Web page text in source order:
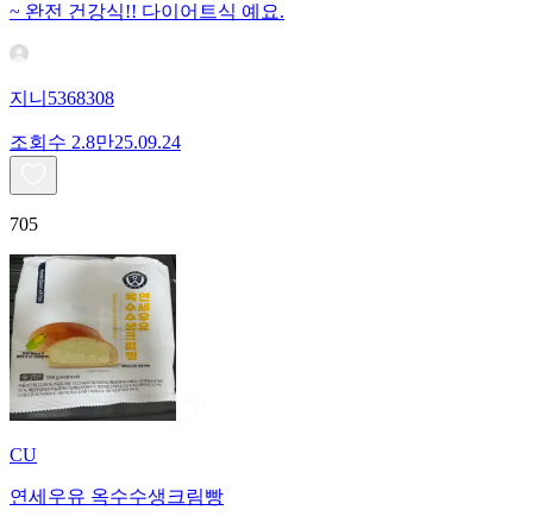
~ 완전 건강식!! 다이어트식 예요.
지니5368308
조회수 2.8만25.09.24
705
CU
연세우유 옥수수생크림빵